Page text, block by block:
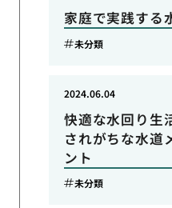
家庭で実践する
未分類
快適な水回り生
されがちな水道
ント
2024.06.04
未分類